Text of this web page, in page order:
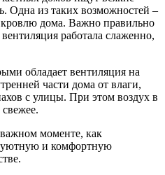
Одна из таких возможностей –
кровлю дома. Важно правильно
работала слаженно,
обладает вентиляция на
части дома от влаги,
с улицы. При этом воздух в
моменте, как
уютную и комфортную